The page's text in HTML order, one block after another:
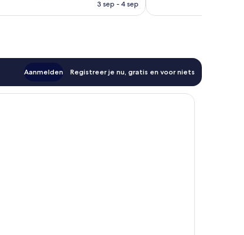
3 sep - 4 sep
Aanmelden Registreer je nu, gratis en voor niets